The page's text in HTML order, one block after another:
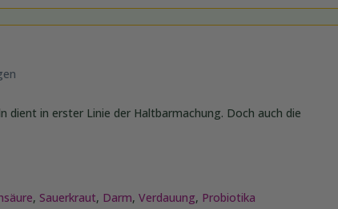
dient in erster Linie der Haltbarmachung. Doch auch die
,Sauerkraut, Darm,Verdauung, Probiotika